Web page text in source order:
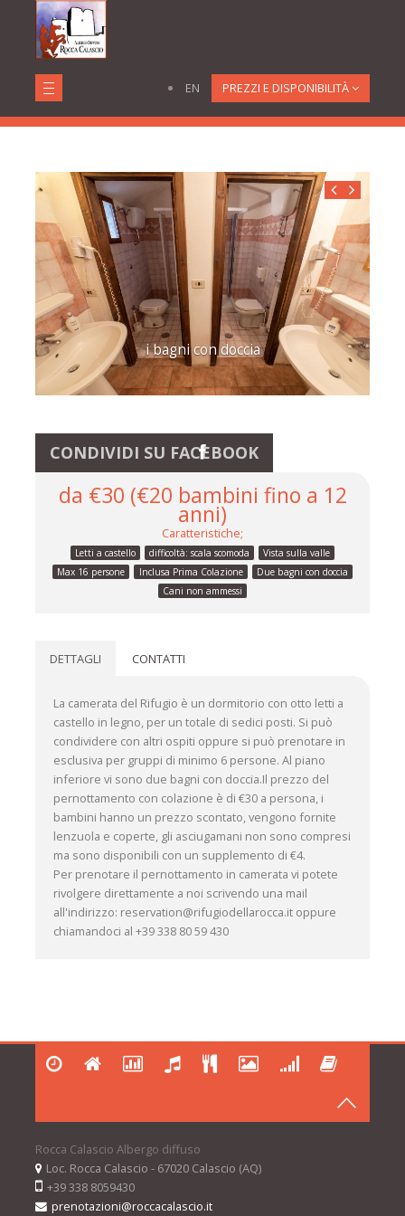
EN PREZZI E DISPONIBILITÀ
Camere Camerata
i bagni con doccia
CONDIVIDI SU FACEBOOK
da €30 (€20 bambini fino a 12
anni)
Caratteristiche;
Letti a castello difficoltà: scala scomoda
Vista sulla valle
Max 16 persone
Inclusa Prima Colazione
Due bagni con doccia
Cani non ammessi
DETTAGLI CONTATTI
La camerata del Rifugio è un dormitorio con otto letti a
castello in legno, per un totale di sedici posti. Si può
condividere con altri ospiti oppure si può prenotare in
esclusiva per gruppi di minimo 6 persone. Al piano
inferiore vi sono due bagni con doccia.Il prezzo del
pernottamento con colazione è di €30 a persona, i
bambini hanno un prezzo scontato, vengono fornite
lenzuola e coperte, gli asciugamani non sono compresi
ma sono disponibili con un supplemento di €4.
Per prenotare il pernottamento in camerata vi potete
rivolgere direttamente a noi scrivendo una mail
all'indirizzo: reservation@rifugiodellarocca.it oppure
chiamandoci al +39 338 80 59 430
Rocca Calascio Albergo diffuso
Loc. Rocca Calascio - 67020 Calascio (AQ)
+39 338 8059430
prenotazioni@roccacalascio.it